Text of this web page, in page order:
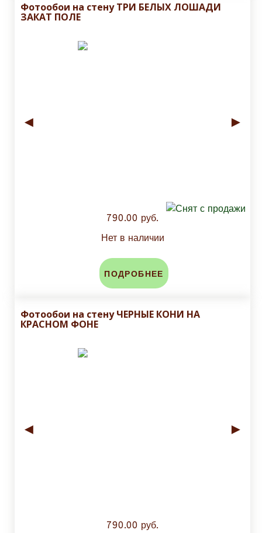
Фотообои на стену ТРИ БЕЛЫХ ЛОШАДИ
ЗАКАТ ПОЛЕ
◄ ►
790.00 руб.
Нет в наличии
ПОДРОБНЕЕ
Фотообои на стену ЧЕРНЫЕ КОНИ НА
КРАСНОМ ФОНЕ
◄ ►
790.00 руб.